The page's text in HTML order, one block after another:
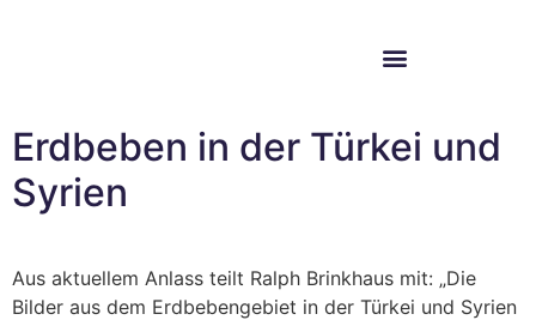
Erdbeben in der Türkei und
Syrien
Aus aktuellem Anlass teilt Ralph Brinkhaus mit: „Die
Bilder aus dem Erdbebengebiet in der Türkei und Syrien